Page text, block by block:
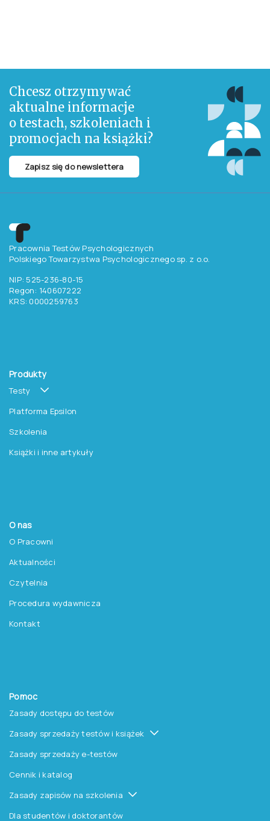
Chcesz otrzymywać
aktualne informacje
o testach, szkoleniach i
promocjach na książki?
Zapisz się do newslettera
Pracownia Testów Psychologicznych
Polskiego Towarzystwa Psychologicznego sp. z o.o.
NIP: 525-236-80-15
Regon: 140607222
KRS: 0000259763
Produkty
Testy
Platforma Epsilon
Szkolenia
Książki i inne artykuły
O nas
O Pracowni
Aktualności
Czytelnia
Procedura wydawnicza
Kontakt
Pomoc
Zasady dostępu do testów
Zasady sprzedaży testów i książek
Zasady sprzedaży e-testów
Cennik i katalog
Zasady zapisów na szkolenia
Dla studentów i doktorantów